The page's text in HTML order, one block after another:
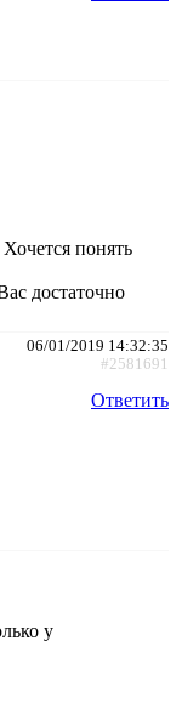
понять
достаточно
06/01/2019 14:32:35
#2581691
Ответить
у